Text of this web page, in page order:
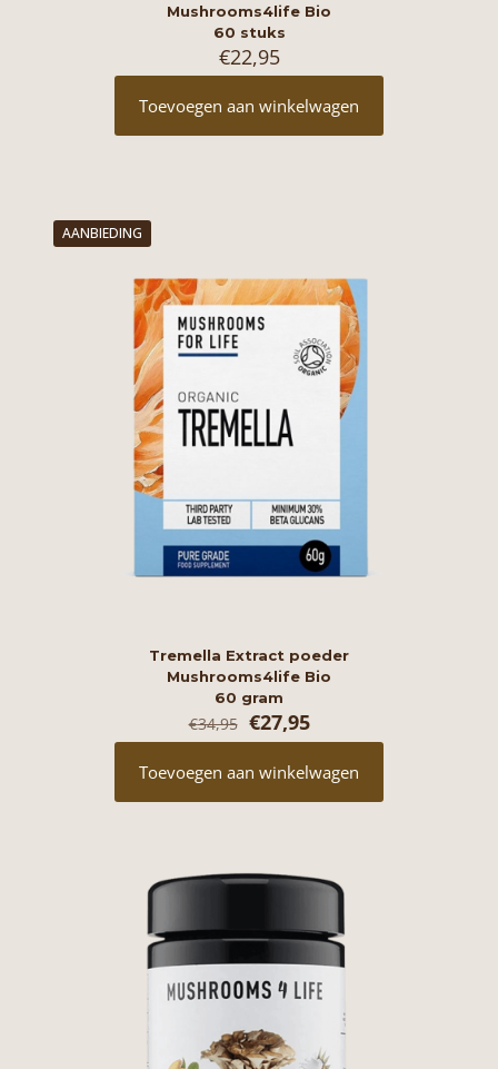
Mushrooms4life Bio
60 stuks
€22,95
Toevoegen aan winkelwagen
AANBIEDING
Tremella Extract poeder
Mushrooms4life Bio
60 gram
€34,95 Oorspronkelijke
prijs
was:
€34,95.
€27,95Huidige
prijs
€27,95.
Toevoegen aan winkelwagen